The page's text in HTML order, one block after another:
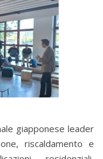
giapponese leader
riscaldamento e